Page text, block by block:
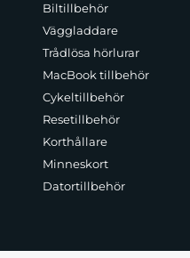
Biltillbehör
Väggladdare
Trådlösa hörlurar
MacBook tillbehör
Cykeltillbehör
Resetillbehör
Korthållare
Minneskort
Datortillbehör